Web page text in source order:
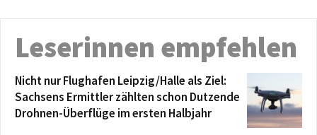
Leserinnen empfehlen
Nicht nur Flughafen Leipzig/Halle als Ziel:
Sachsens Ermittler zählten schon Dutzende
Drohnen-Überflüge im ersten Halbjahr